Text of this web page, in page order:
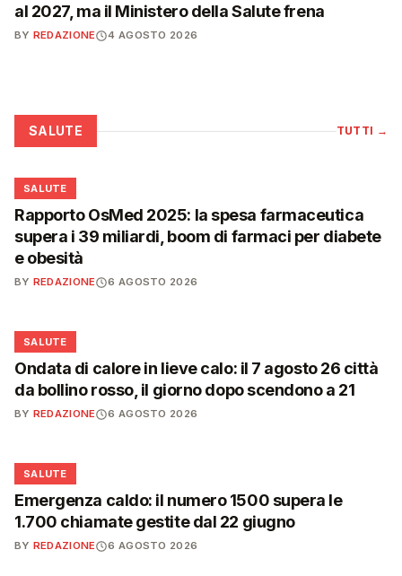
al 2027, ma il Ministero della Salute frena
BY REDAZIONE 4 AGOSTO 2026
SALUTE TUTTI →
❤️
SALUTE
Rapporto OsMed 2025: la spesa farmaceutica
supera i 39 miliardi, boom di farmaci per diabete
e obesità
BY REDAZIONE 6 AGOSTO 2026
❤️
SALUTE
Ondata di calore in lieve calo: il 7 agosto 26 città
da bollino rosso, il giorno dopo scendono a 21
BY REDAZIONE 6 AGOSTO 2026
❤️
SALUTE
Emergenza caldo: il numero 1500 supera le
1.700 chiamate gestite dal 22 giugno
BY REDAZIONE 6 AGOSTO 2026